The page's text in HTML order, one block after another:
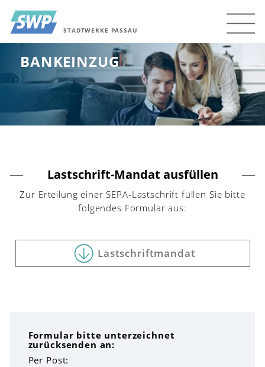
STADTWERKE PASSAU
BANKEINZUG
Lastschrift-Mandat ausfüllen
Zur Erteilung einer SEPA-Lastschrift füllen Sie bitte
folgendes Formular aus:
Lastschriftmandat
Formular bitte unterzeichnet
zurücksenden an:
Per Post: